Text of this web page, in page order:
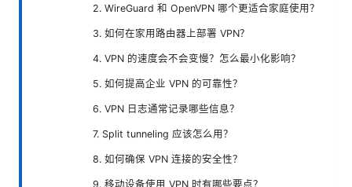
2. WireGuard 和 OpenVPN 哪个更适合家庭使用？
3. 如何在家用路由器上部署 VPN？
4. VPN 的速度会不会变慢？怎么最小化影响？
5. 如何提高企业 VPN 的可靠性？
6. VPN 日志通常记录哪些信息？
7. Split tunneling 应该怎么用？
8. 如何确保 VPN 连接的安全性？
9. 移动设备使用 VPN 时有哪些要点？